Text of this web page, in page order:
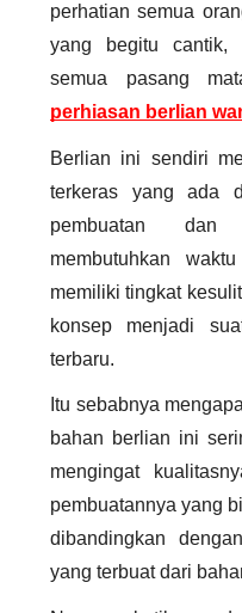
perhatian semua
yang begitu cantik,
perhiasan berlian
Berlian ini sendiri
terkeras yang ada
pembuatan dan
membutuhkan
memiliki tingkat
konsep menjadi
terbaru.
Itu sebabnya
bahan berlian ini
mengingat
pembuatannya yang
dibandingkan
yang terbuat dari